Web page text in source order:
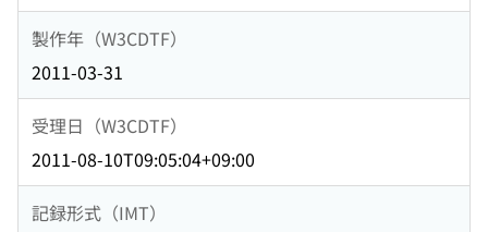
製作年（W3CDTF）
2011-03-31
受理日（W3CDTF）
2011-08-10T09:05:04+09:00
記録形式（IMT）